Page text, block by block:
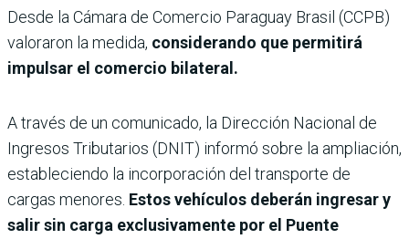
Desde la Cámara de Comercio Paraguay Brasil (CCPB)
valoraron la medida, considerando que permitirá
impulsar el comercio bilateral.
A través de un comunicado, la Dirección Nacional de
Ingresos Tributarios (DNIT) informó sobre la ampliación,
estableciendo la incorporación del transporte de
cargas menores. Estos vehículos deberán ingresar y
salir sin carga exclusivamente por el Puente